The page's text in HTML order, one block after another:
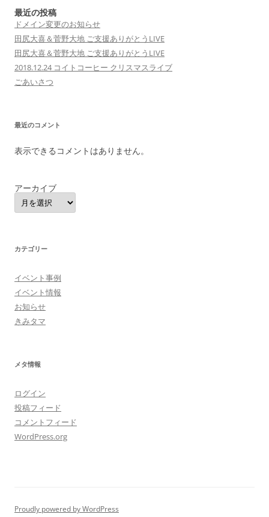
ョ
ン
最近の投稿
ドメイン変更のお知らせ
田尻大喜＆菅野大地 ご支援ありがとうLIVE
田尻大喜＆菅野大地 ご支援ありがとうLIVE
2018.12.24 コイトコーヒー クリスマスライブ
ごあいさつ
最近のコメント
表示できるコメントはありません。
アーカイブ
カテゴリー
イベント事例
イベント情報
お知らせ
きみタマ
メタ情報
ログイン
投稿フィード
コメントフィード
WordPress.org
Proudly powered by WordPress